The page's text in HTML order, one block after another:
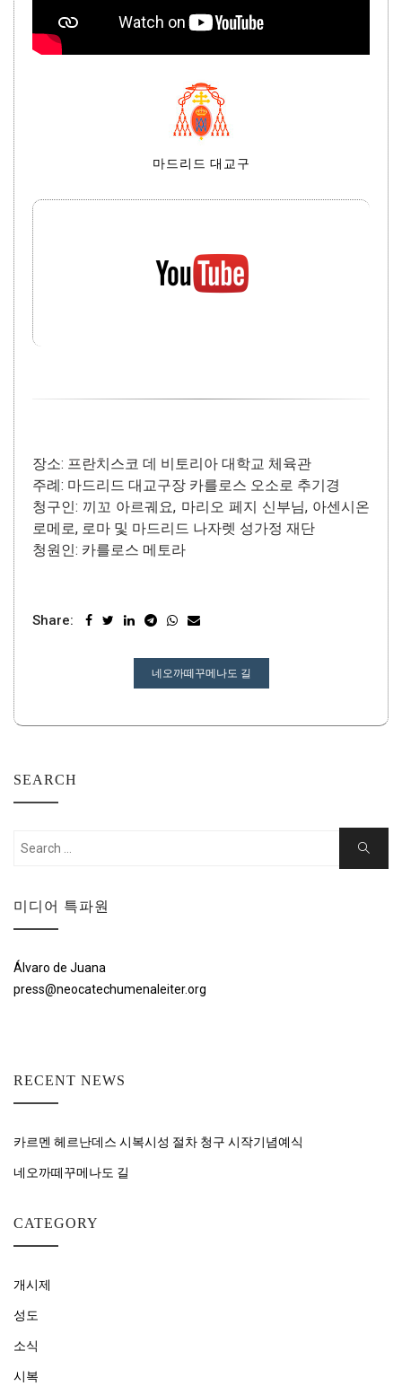
마드리드 대교구
장소: 프란치스코 데 비토리아 대학교 체육관
주례: 마드리드 대교구장 카를로스 오소로 추기경
청구인: 끼꼬 아르궤요, 마리오 페지 신부님, 아센시온
로메로, 로마 및 마드리드 나자렛 성가정 재단
청원인: 카를로스 메토라
Share:
네오까떼꾸메나도 길
SEARCH
Search
Search
미디어 특파원
Álvaro de Juana
press@neocatechumenaleiter.org
RECENT NEWS
카르멘 헤르난데스 시복시성 절차 청구 시작기념예식
네오까떼꾸메나도 길
CATEGORY
개시제
성도
소식
시복